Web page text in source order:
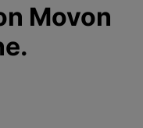
Movon